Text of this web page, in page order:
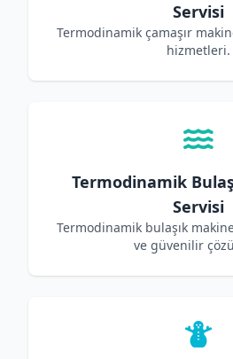
Servisi
Termodinamik çamaşır
hizmetleri.
Termodinamik
Servisi
Termodinamik bulaşık
ve güvenilir